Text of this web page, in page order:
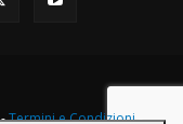
Termini e Condizioni-